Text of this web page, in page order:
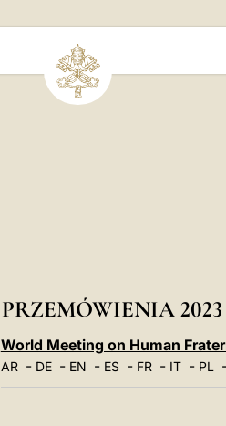
PRZEMÓWIENIA 2023
World Meeting on Human
AR- DE- EN - ES- FR- IT- PL